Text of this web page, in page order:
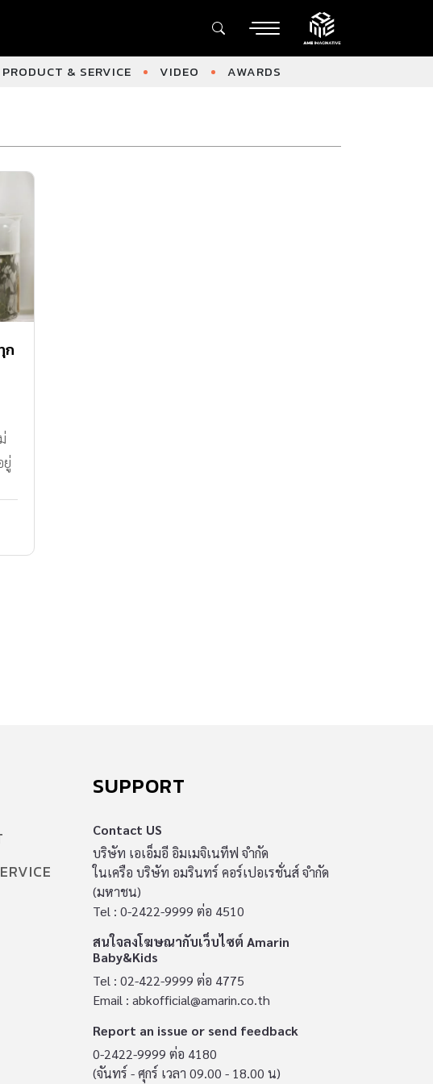
PRODUCT & SERVICE VIDEO AWARDS
ก
ยู่
ง
SUPPORT
Contact US
บริษัท เอเอ็มอี อิมเมจิเนทีฟ จำกัด
ในเครือ บริษัท อมรินทร์ คอร์เปอเรชั่นส์ จำกัด
(มหาชน)
Tel : 0-2422-9999 ต่อ 4510
สนใจลงโฆษณากับเว็บไซต์ Amarin
Baby&Kids
Tel : 02-422-9999 ต่อ 4775
Email : abkofficial@amarin.co.th
Report an issue or send feedback
0-2422-9999 ต่อ 4180
(จันทร์ - ศุกร์ เวลา 09.00 - 18.00 น)